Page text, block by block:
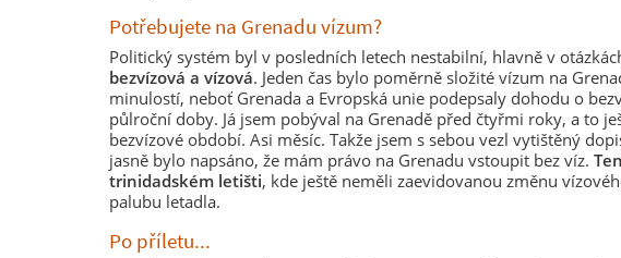
Potřebujete na Grenadu vízum?
Politický systém byl v posledních letech nestabilní, hlavně v
bezvízová a vízová. Jeden čas bylo poměrně složité vízum na
minulostí, neboť Grenada a Evropská unie podepsaly dohodu o
půlroční doby. Já jsem pobýval na Grenadě před čtyřmi roky, a to
bezvízové období. Asi měsíc. Takže jsem s sebou vezl vytištěný
jasně bylo napsáno, že mám právo na Grenadu vstoupit bez víz.
trinidadském letišti, kde ještě neměli zaevidovanou změnu
palubu letadla.
Po příletu...